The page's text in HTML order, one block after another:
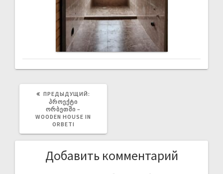
ПРЕДЫДУЩИЙ:
ᲞᲠᲝᲔᲥᲢᲘ
ᲝᲠᲑᲔᲗᲨᲘ –
WOODEN HOUSE IN
ORBETI
Добавить комментарий